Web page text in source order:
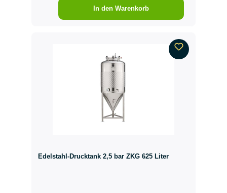
In den Warenkorb
Edelstahl-Drucktank 2,5 bar ZKG 625 Liter